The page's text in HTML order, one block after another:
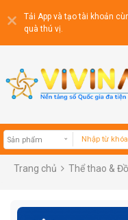
Tải App và tạo tài khoản
quà thú vị.
Sản phẩm
Trang chủ Thể thao &